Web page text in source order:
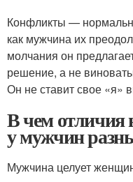
Конфликты —
как мужчина их
молчания он
решение, а не
Он не ставит свое «я»
В чем отличия
у мужчин
Мужчина целует